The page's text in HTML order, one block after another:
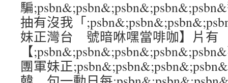
騙
抽有沒我「
妹正灣台 號暗咻嘿當啡咖】片有
【
團軍妹正